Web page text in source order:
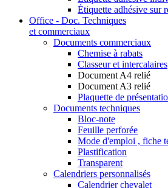
Étiquette adhésive sur
Office - Doc. Techniques
et commerciaux
Documents commerciaux
Chemise à rabats
Classeur et intercalaires
Document A4 relié
Document A3 relié
Plaquette de
Documents techniques
Bloc-note
Feuille perforée
Mode d'emploi , fiche
Plastification
Transparent
Calendriers personnalisés
Calendrier chevalet